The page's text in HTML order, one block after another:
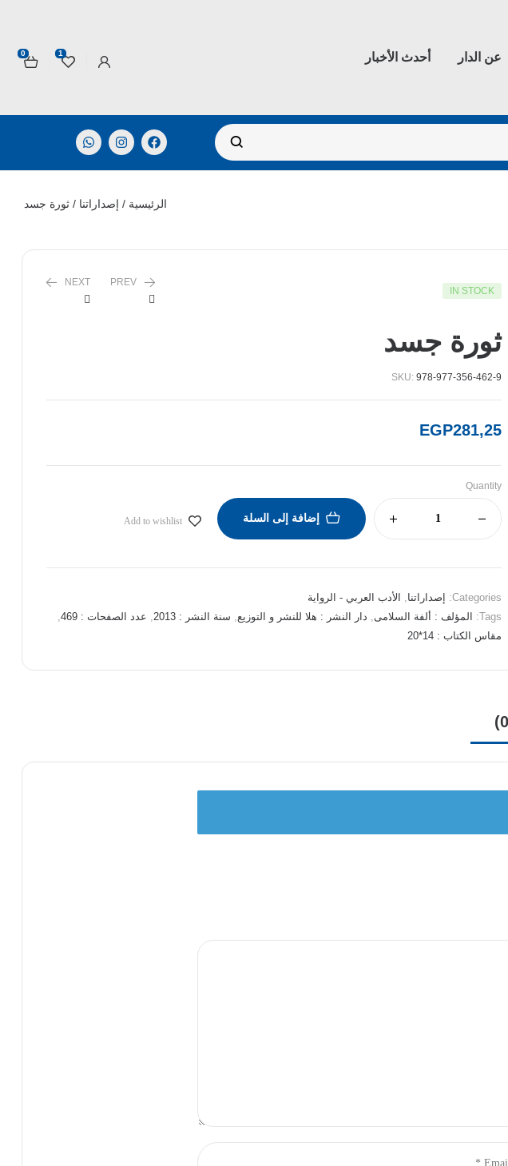
عن الدار أحدث الأخبار 1
0
الرئيسية / إصداراتنا / ثورة جسد
IN STOCK
PREV
NEXT
ثورة جسد
SKU:978-977-356-462-9
EGP281,25
Quantity
إضافة إلى السلة Add to wishlist
Categories: إصداراتنا
الأدب العربي - الرواية
Tags:
المؤلف : ألفة السلامى دار النشر : هلا للنشر و التوزيع سنة النشر : 2013 عدد الصفحات : 469
,
مقاس الكتاب : 14*20